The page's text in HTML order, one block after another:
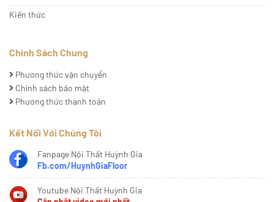
Kiến thức
Chính Sách Chung
Phương thức vận chuyển
Chính sách bảo mật
Phương thức thanh toán
Kết Nối Với Chúng Tôi
Fanpage Nội Thất Huỳnh Gia
Fb.com/HuynhGiaFloor
Youtube Nội Thất Huỳnh Gia